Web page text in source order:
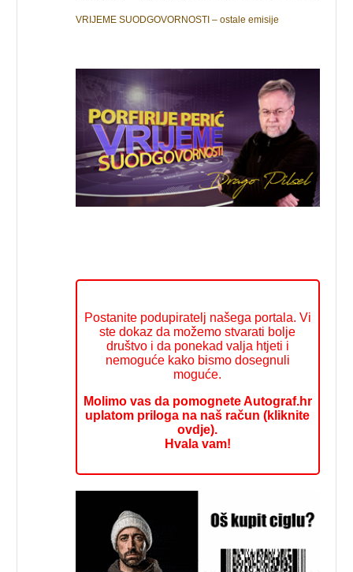
VRIJEME SUODGOVORNOSTI – ostale emisije
Postanite podupiratelj našega portala. Vi
ste dokaz da možemo stvarati bolje
društvo i da ponekad valja htjeti i
nemoguće kako bismo dosegnuli
moguće.
Molimo vas da pomognete Autograf.hr
uplatom priloga na naš račun (kliknite
ovdje).
Hvala vam!